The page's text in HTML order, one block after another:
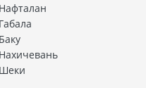
Нафталан
Габала
Баку
Нахичевань
Шеки